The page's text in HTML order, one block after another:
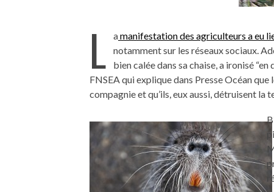
L amanifestation des agriculteurs a eu
notamment sur les réseaux sociaux.
bien calée dans sa chaise, a ironisé
FNSEA qui explique dans Presse Océan
compagnie et qu’ils, eux aussi, détruisent la